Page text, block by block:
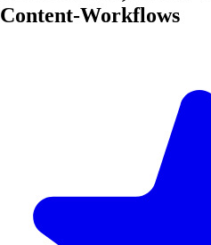
Content-Workflows